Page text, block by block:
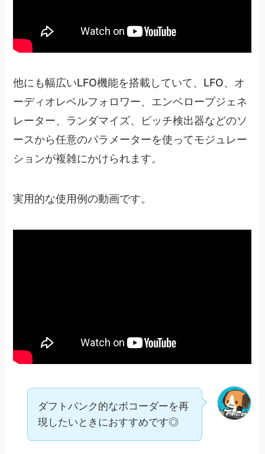
他にも幅広いLFO機能を搭載していて、LFO、オ
ーディオレベルフォロワー、エンベロープジェネ
レーター、ランダマイズ、ピッチ検出器などのソ
ースから任意のパラメーターを使ってモジュレー
ションが複雑にかけられます。
実用的な使用例の動画です。
ダフトパンク的なボコーダーを再
現したいときにおすすめです◎